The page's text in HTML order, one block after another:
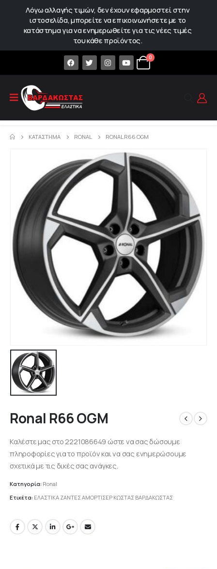
Λόγω αλλαγής τιμών, δεν έχουν εφαρμοστεί στην
ιστοσελίδα, μπορείτε να επικοινωνήσετε με το
κατάστημα για να ενημερωθείτε για τις νέες τιμές
του κάθε προϊόντος.
0
ΚΑΤΆΣΤΗΜΑ RONAL RONAL R66 OGM
Ronal R66 OGM
Καλέστε μας στο 2221086649 ώστε να σας δώσουμε
πληροφορίες για το προϊόν και να σας ενημερώσουμε
σχετικά με τις δικές σας ανάγκες.
Κατηγορία: Ronal
Ετικέτα: ΕΛΑΣΤΙΚΑ ΖΑΝΤΕΣ ΑΜΟΡΤΙΣΕΡ ΚΩΣΤΑΣ ΒΑΡΔΑΚΩΣΤΑΣ